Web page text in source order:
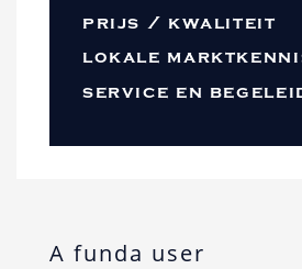
prijs / kwaliteit
lokale
service en
A funda user